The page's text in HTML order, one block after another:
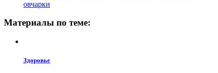
овчарки
Материалы по теме:
Здоровье